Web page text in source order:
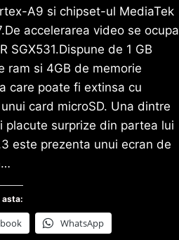
A9 si chipset-ul MediaTek
accelerarea video se ocupa
SGX531.Dispune de 1 GB
ram si 4GB de memorie
care poate fi extinsa cu
card microSD. Una dintre
placute surprize din partea lui
este prezenta unui ecran de
asta:
WhatsApp